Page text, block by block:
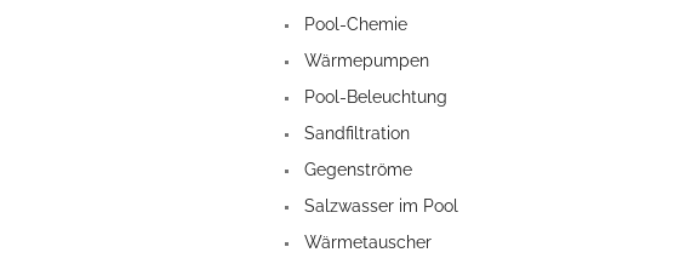
Pool-Chemie
Wärmepumpen
Pool-Beleuchtung
Sandfiltration
Gegenströme
Salzwasser im Pool
Wärmetauscher